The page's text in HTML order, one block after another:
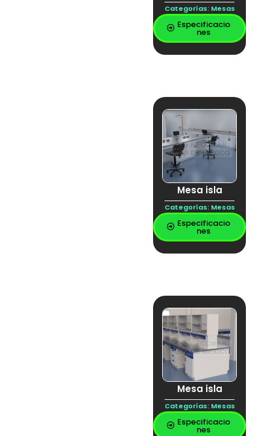
Categorías: Mesas
Especificacio
nes
Mesa isla
Categorías: Mesas
Especificacio
nes
Mesa isla
Categorías: Mesas
Especificacio
nes